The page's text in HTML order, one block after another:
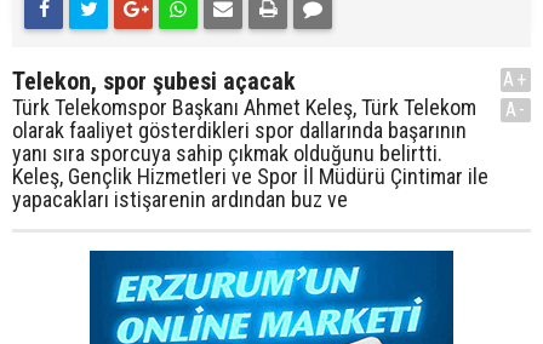
Telekon, spor şubesi açacak
Türk Telekomspor Başkanı Ahmet Keleş, Türk Telekom
olarak faaliyet gösterdikleri spor dallarında başarının
yanı sıra sporcuya sahip çıkmak olduğunu belirtti.
Keleş, Gençlik Hizmetleri ve Spor İl Müdürü Çintimar ile
yapacakları istişarenin ardından buz ve
A+
A-